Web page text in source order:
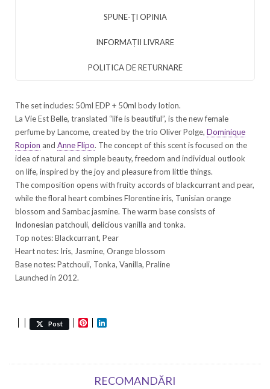
SPUNE-ŢI OPINIA
INFORMAȚII LIVRARE
POLITICA DE RETURNARE
The set includes: 50ml EDP + 50ml body lotion.
La Vie Est Belle, translated “life is beautiful”, is the new female
perfume by Lancome, created by the trio Oliver Polge, Dominique
Ropion and Anne Flipo. The concept of this scent is focused on the
idea of natural and simple beauty, freedom and individual outlook
on life, inspired by the joy and pleasure from little things.
The composition opens with fruity accords of blackcurrant and pear,
while the floral heart combines Florentine iris, Tunisian orange
blossom and Sambac jasmine. The warm base consists of
Indonesian patchouli, delicious vanilla and tonka.
Top notes: Blackcurrant, Pear
Heart notes: Iris, Jasmine, Orange blossom
Base notes: Patchouli, Tonka, Vanilla, Praline
Launched in 2012.
Post Pinterest
RECOMANDĂRI